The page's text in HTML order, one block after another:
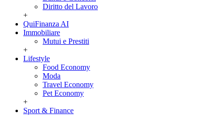
Diritto del Lavoro
+
QuiFinanza AI
Immobiliare
Mutui e Prestiti
+
Lifestyle
Food Economy
Moda
Travel Economy
Pet Economy
+
Sport & Finance